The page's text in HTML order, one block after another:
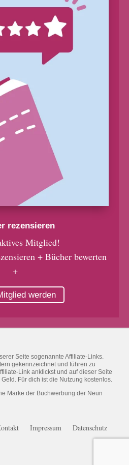
rezensieren
Mitglied!
+ Bücher bewerten
+
werden
Seite sogenannte Affiliate-Links.
gekennzeichnet und führen zu
Link anklickst und auf dieser Seite
Für dich ist die Nutzung kostenlos.
Marke der Buchwerbung der Neun
Impressum Datenschutz